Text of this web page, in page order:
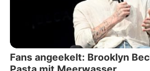
Fans angeekelt: Brooklyn